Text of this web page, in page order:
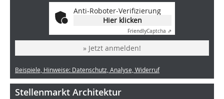
Anti-Roboter-Verifizierung
Hier klicken
FriendlyCaptcha ⇗
» Jetzt anmelden!
Beispiele, Hinweise: Datenschutz, Analyse, Widerruf
Stellenmarkt Architektur